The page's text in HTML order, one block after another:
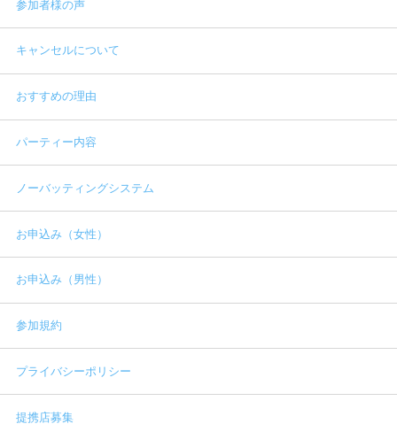
参加者様の声
キャンセルについて
おすすめの理由
パーティー内容
ノーバッティングシステム
お申込み（女性）
お申込み（男性）
参加規約
プライバシーポリシー
提携店募集